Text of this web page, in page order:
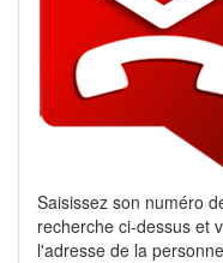
Saisissez son numéro
recherche ci-dessus et
l'adresse de la